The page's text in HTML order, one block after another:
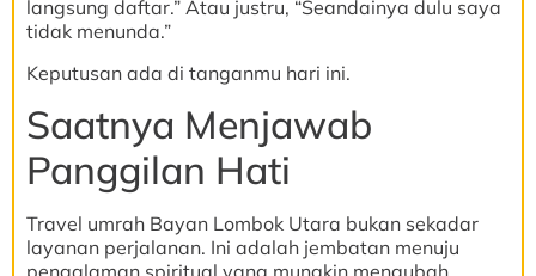
langsung daftar.” Atau justru, “Seandainya dulu saya
tidak menunda.”
Keputusan ada di tanganmu hari ini.
Saatnya Menjawab
Panggilan Hati
Travel umrah Bayan Lombok Utara bukan sekadar
layanan perjalanan. Ini adalah jembatan menuju
pengalaman spiritual yang mungkin mengubah